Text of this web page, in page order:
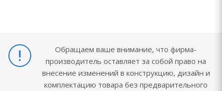
Обращаем ваше внимание, что фирма-
производитель оставляет за собой право на
внесение изменений в конструкцию, дизайн и
комплектацию товара без предварительного